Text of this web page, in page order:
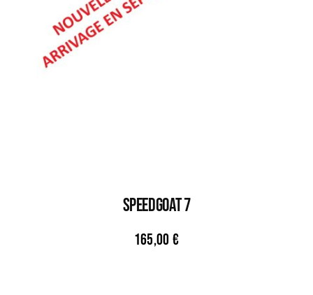
SPEEDGOAT 7
165,00 €